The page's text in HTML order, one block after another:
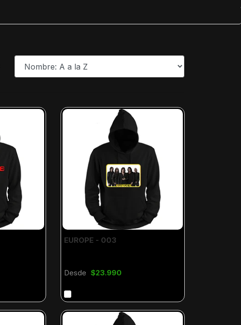
EUROPE - 003
Desde $23.990